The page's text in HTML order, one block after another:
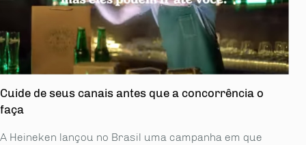
Cuide de seus canais antes que a concorrência o
faça
A Heineken lançou no Brasil uma campanha em que